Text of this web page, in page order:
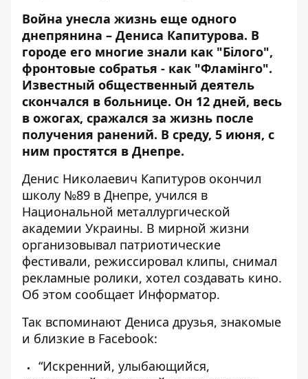
Война унесла жизнь еще одного
днепрянина – Дениса Капитурова. В
городе его многие знали как "Білого",
фронтовые собратья - как "Фламінго".
Известный общественный деятель
скончался в больнице. Он 12 дней, весь
в ожогах, сражался за жизнь после
получения ранений. В среду, 5 июня, с
ним простятся в Днепре.
Денис Николаевич Капитуров окончил
школу №89 в Днепре, учился в
Национальной металлургической
академии Украины. В мирной жизни
организовывал патриотические
фестивали, режиссировал клипы, снимал
рекламные ролики, хотел создавать кино.
Об этом сообщает Информатор.
Так вспоминают Дениса друзья, знакомые
и близкие в Facebook:
“Искренний, улыбающийся,